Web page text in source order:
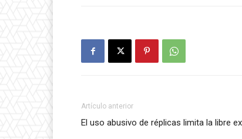
Artículo anterior
El uso abusivo de réplicas limita la libre